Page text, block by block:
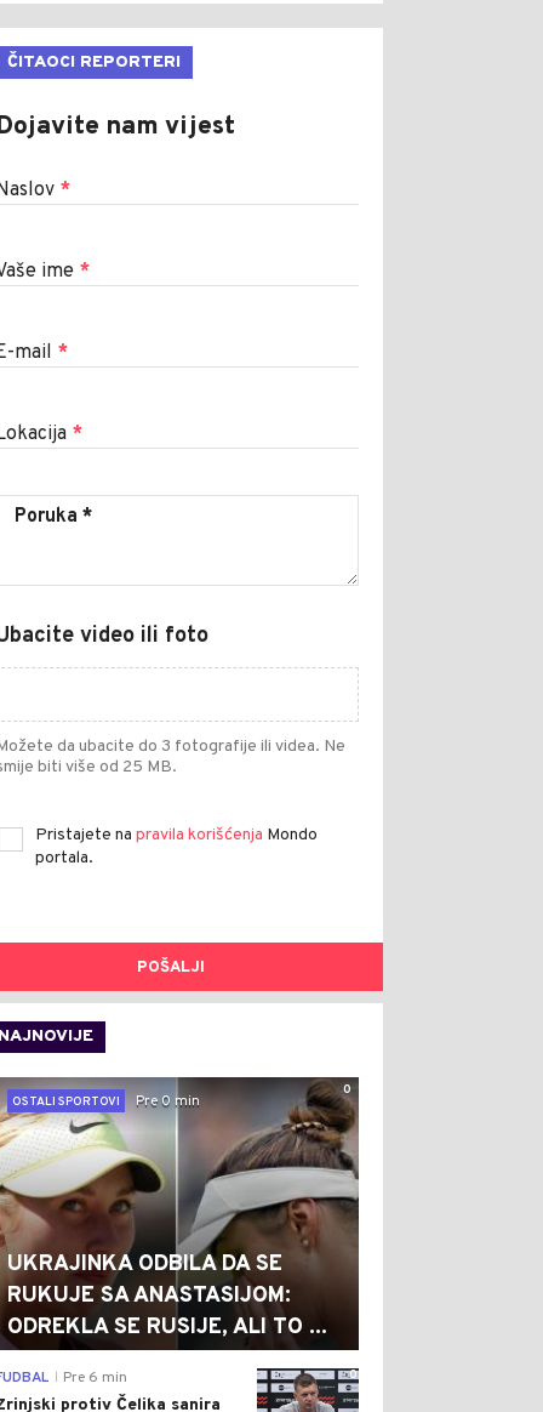
ČITAOCI REPORTERI
nam vijest
*
ime *
mail *
*
video ili foto
da ubacite do 3 fotografije ili videa. Ne
biti više od 25 MB.
Pristajete na pravila korišćenja Mondo
portala.
POŠALJI
NAJNOVIJE
0
OSTALI SPORTOVI
Pre 0 min
UKRAJINKA ODBILA DA SE
RUKUJE SA ANASTASIJOM:
ODREKLA SE RUSIJE, ALI TO ...
0
Pre 6 min
protiv Čelika sanira